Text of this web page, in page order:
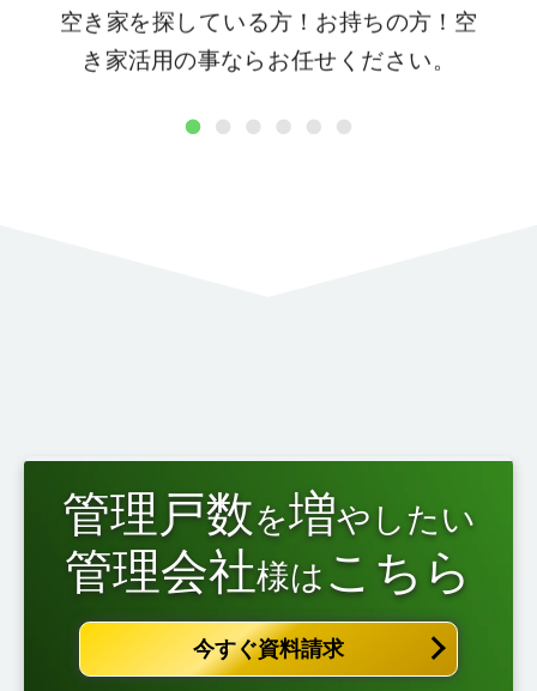
空き家を探している方！お持ちの方！空
き家活用の事ならお任せください。
1 2
管理戸数を増やしたい
管理会社様は こちら
今すぐ資料請求